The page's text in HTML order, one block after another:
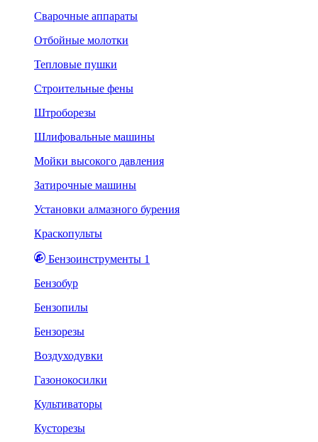
Сварочные аппараты
Отбойные молотки
Тепловые пушки
Строительные фены
Штроборезы
Шлифовальные машины
Мойки высокого давления
Затирочные машины
Установки алмазного бурения
Краскопульты
Бензоинструменты 1
Бензобур
Бензопилы
Бензорезы
Воздуходувки
Газонокосилки
Культиваторы
Кусторезы